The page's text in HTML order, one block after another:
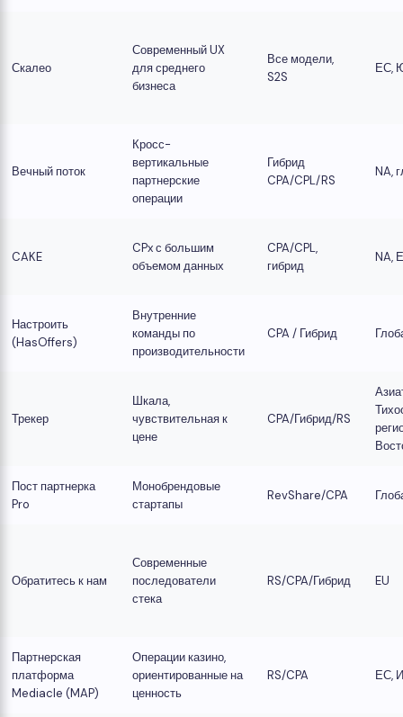
Скалео
Современный UX
для среднего
бизнеса
Все модели,
S2S
ЕС,
Вечный поток
Кросс-
вертикальные
партнерские
операции
Гибрид
CPA/CPL/RS
NA,
CAKE
CPx с большим
объемом данных
CPA/CPL,
гибрид
NA,
Настроить
(HasOffers)
Внутренние
команды по
производительности
CPA / Гибрид
Трекер
Шкала,
чувствительная к
цене
CPA/Гибрид/RS
Пост партнерка
Pro
Монобрендовые
стартапы
RevShare/CPA
Обратитесь к нам
Современные
последователи
стека
RS/CPA/Гибрид EU
Партнерская
платформа
Mediacle (MAP)
Операции казино,
ориентированные на
ценность
RS/CPA ЕС,